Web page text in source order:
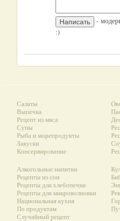
-
:)
Салаты
Выпечка
Рецепт из мяса
Супы
Рыба и морепродукты
Закуски
Консервирование
Алкогольные напитки
Рецепты из сои
Рецепты для хлебопечки
Рецепты для микроволновки
Национальная кухня
По продуктам
Случайный рецепт